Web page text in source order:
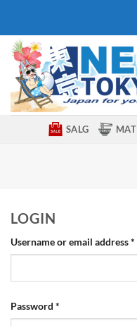
content
SALG MAT
LOGIN
Username or email address*
Password *